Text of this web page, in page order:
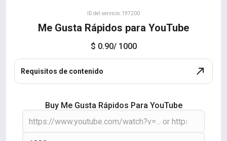
ID del servicio: 197200
Me Gusta Rápidos para YouTube
$ 0.90/ 1000
Requisitos de contenido
Buy Me Gusta Rápidos Para YouTube